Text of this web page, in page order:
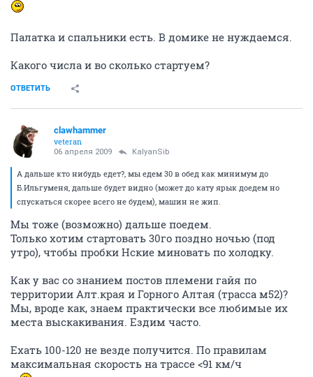
Палатка и спальники есть. В домике не нуждаемся.
Какого числа и во сколько стартуем?
ОТВЕТИТЬ
clawhammer
veteran
06 апреля 2009 KalyanSib
А дальше кто нибудь едет?, мы едем 30 в обед как минимум до
Б.Ильгуменя, дальше будет видно (может до кату ярык доедем но
спускаться скорее всего не будем), машин не жип.
Мы тоже (возможно) дальше поедем.
Только хотим стартовать 30го поздно ночью (под
утро), чтобы пробки Нские миновать по холодку.
Как у вас со знанием постов племени гайя по
территории Алт.края и Горного Алтая (трасса м52)?
Мы, вроде как, знаем практически все любимые их
места выскакивания. Ездим часто.
Ехать 100-120 не везде получится. По правилам
максимальная скорость на трассе <91 км/ч